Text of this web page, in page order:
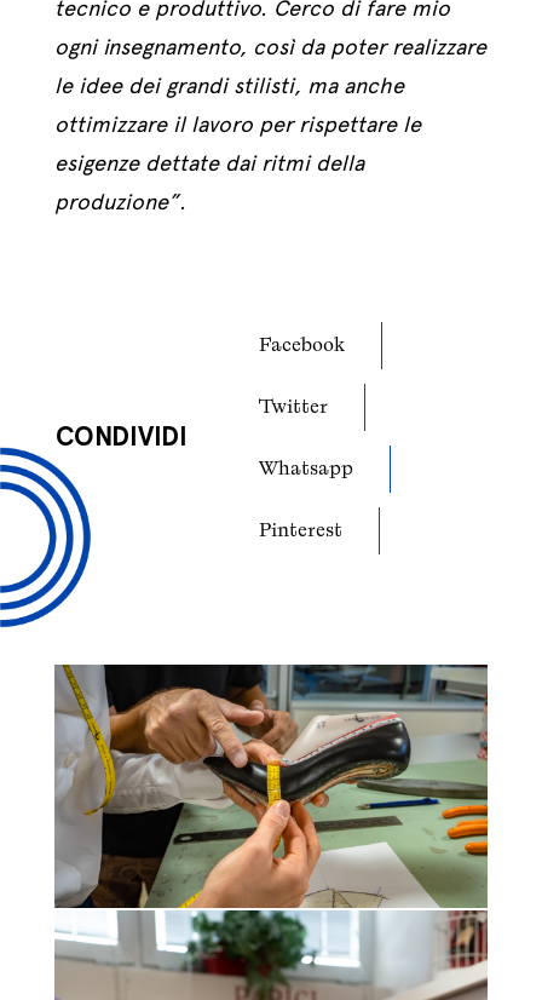
tecnico e produttivo. Cerco di fare mio
ogni insegnamento, così da poter realizzare
le idee dei grandi stilisti, ma anche
ottimizzare il lavoro per rispettare le
esigenze dettate dai ritmi della
produzione”.
CONDIVIDI
Facebook
Twitter
Whatsapp
Pinterest